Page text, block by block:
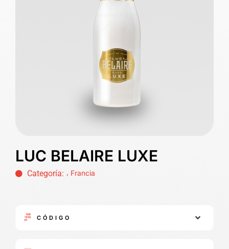
LUC BELAIRE LUXE
Categoría: , Francia
CÓDIGO